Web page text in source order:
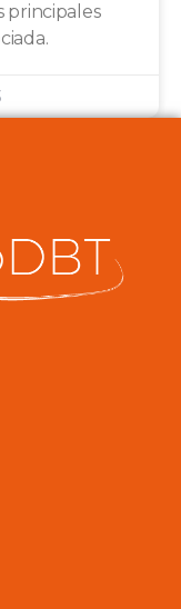
principales